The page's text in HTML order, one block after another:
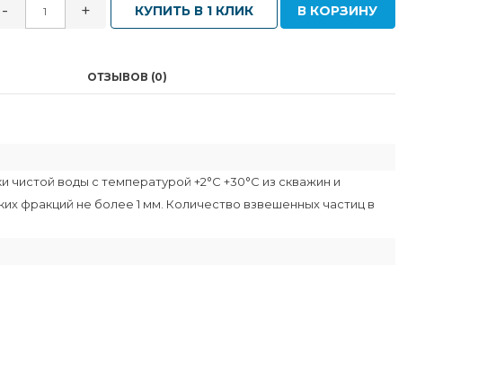
- + КУПИТЬ В 1 КЛИК В КОРЗИНУ
ОТЗЫВОВ (0)
чистой воды с температурой +2°С +30°С из скважин и
фракций не более 1 мм. Количество взвешенных частиц в